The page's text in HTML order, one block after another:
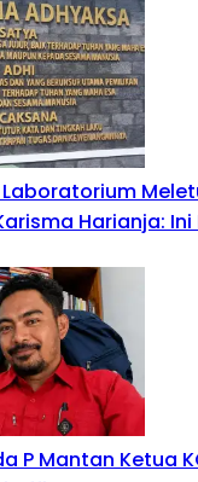
Harianja: Ini
P Mantan Ketua